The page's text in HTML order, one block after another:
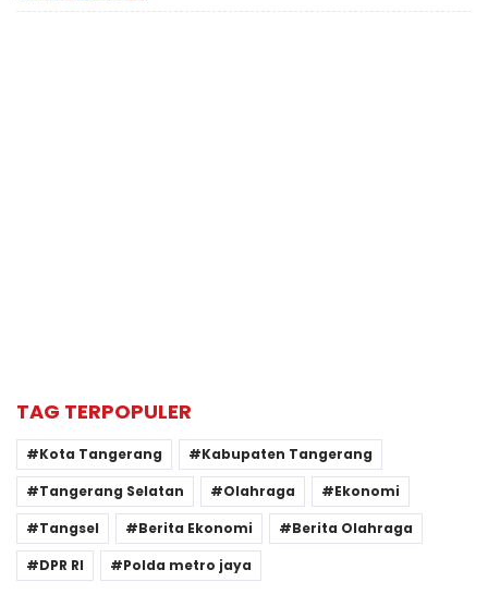
TAG TERPOPULER
Kota Tangerang
Kabupaten Tangerang
Tangerang Selatan
Olahraga
Ekonomi
Tangsel
Berita Ekonomi
Berita Olahraga
DPR RI
Polda metro jaya